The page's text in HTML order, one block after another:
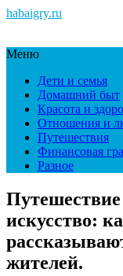
habaigry.ru
Меню
Дети и семья
Домашний быт
Красота и
Отношения и
Путешествия
Финансовая
Разное
Путешествие
искусство:
жителей.